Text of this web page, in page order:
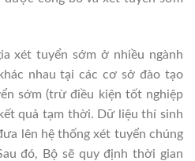
xét tuyển sớm ở nhiều ngành
nhau tại các cơ sở đào tạo
sớm (trừ điều kiện tốt nghiệp
quả tạm thời. Dữ liệu thí sinh
lên hệ thống xét tuyển chúng
đó, Bộ sẽ quy định thời gian